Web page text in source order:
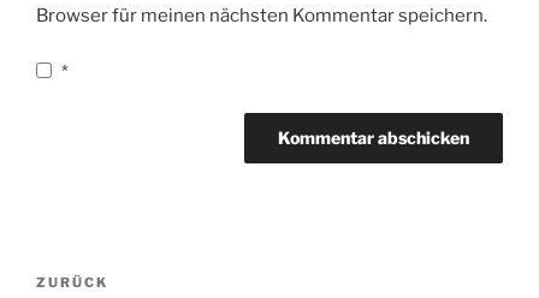
Browser für meinen nächsten Kommentar speichern.
*
Beitragsnavigation
Vorheriger
ZURÜCK